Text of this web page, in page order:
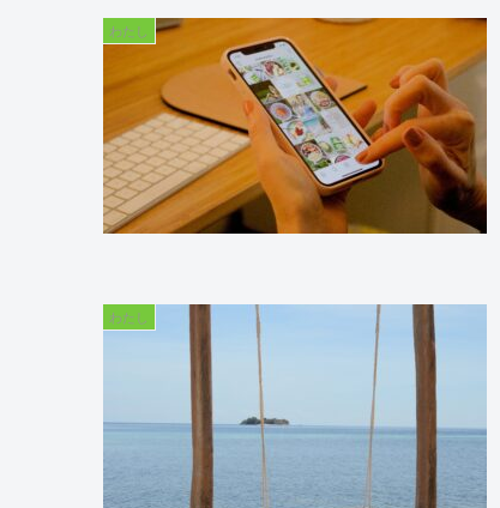
わたし
わたし